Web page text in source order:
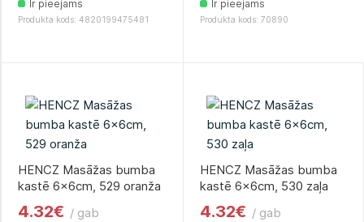
Ir pieejams
Produkta kods: 4820199475481
Ir pieejams
Produkta kods: 70890
HENCZ Masāžas bumba
kastē 6x6сm, 529 oranža
4.32€ / gab
HENCZ Masāžas bumba
kastē 6x6сm, 530 zaļa
4.32€ / gab